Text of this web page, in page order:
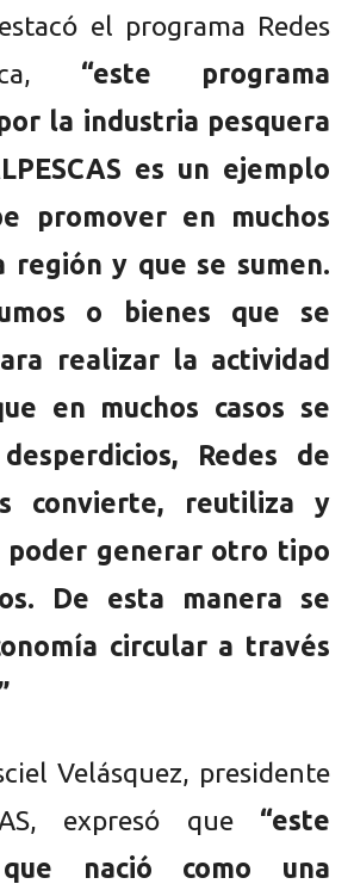
el programa Redes
“este programa
la industria pesquera
es un ejemplo
promover en muchos
región y que se sumen.
o bienes que se
realizar la actividad
en muchos casos se
Redes de
convierte, reutiliza y
poder generar otro tipo
De esta manera se
circular a través
Velásquez, presidente
expresó que “este
nació como una